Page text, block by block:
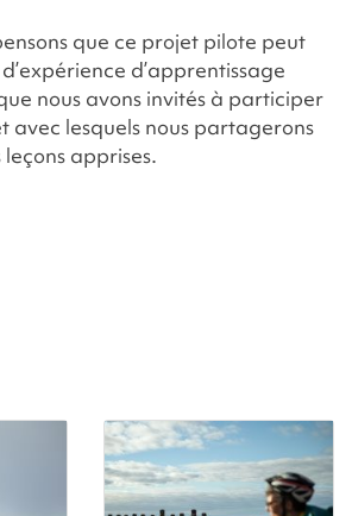
que ce projet pilote peut
d’apprentissage
nous avons invités à participer
avec lesquels nous partagerons
apprises.